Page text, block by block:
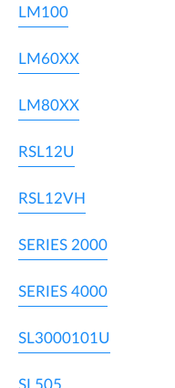
LM100
LM60XX
LM80XX
RSL12U
RSL12VH
SERIES 2000
SERIES 4000
SL3000101U
SL505